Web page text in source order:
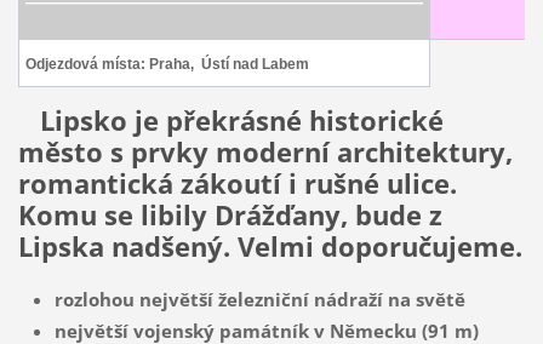
Odjezdová místa: Praha, Ústí nad Labem
Lipsko je překrásné historické
město s prvky moderní architektury,
romantická zákoutí i rušné ulice.
Komu se libily Drážďany, bude z
Lipska nadšený. Velmi doporučujeme.
rozlohou největší železniční nádraží na světě
největší vojenský památník v Německu (91 m)